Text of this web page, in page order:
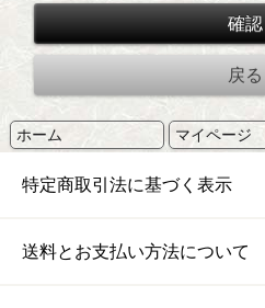
ホーム マイページ
特定商取引法に基づく表示
送料とお支払い方法について